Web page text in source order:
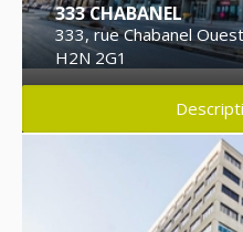
333 CHABANEL
333, rue Chabanel
H2N 2G1